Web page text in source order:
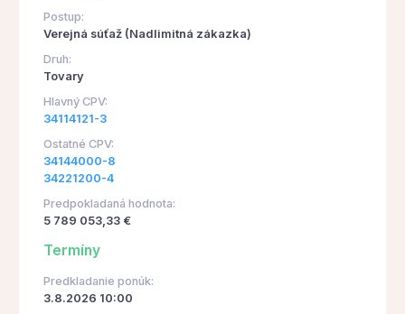
Postup:
Verejná súťaž (Nadlimitná zákazka)
Druh:
Tovary
Hlavný CPV:
34114121-3
Ostatné CPV:
34144000-8
34221200-4
Predpokladaná hodnota:
5 789 053,33 €
Termíny
Predkladanie ponúk:
3.8.2026 10:00